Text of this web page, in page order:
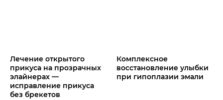
Лечение открытого
прикуса на прозрачных
элайнерах —
исправление прикуса
без брекетов
Комплексное
восстановление улыбки
при гипоплазии эмали